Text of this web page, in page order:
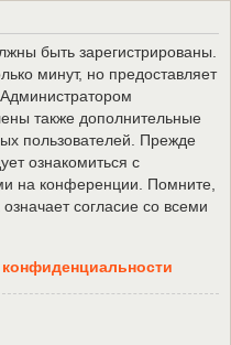
быть зарегистрированы.
минут, но предоставляет
также дополнительные
пользователей. Прежде
ознакомиться с
на конференции. Помните,
согласие со всеми